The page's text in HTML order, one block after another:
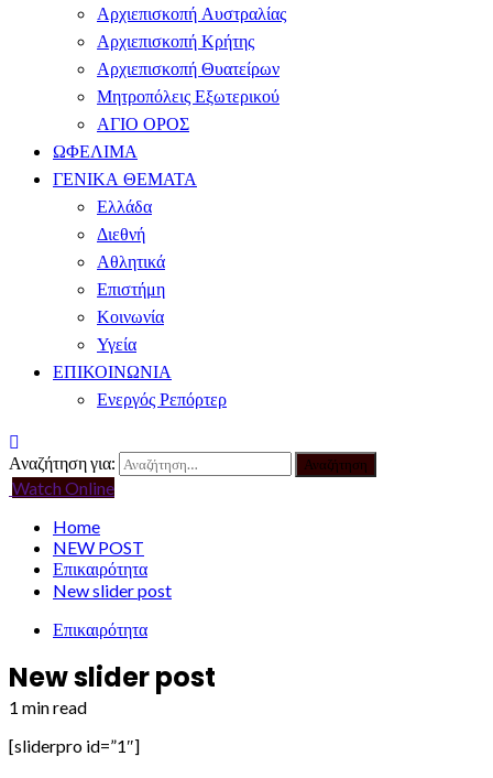
Αρχιεπισκοπή Αυστραλίας
Αρχιεπισκοπή Κρήτης
Αρχιεπισκοπή Θυατείρων
Μητροπόλεις Εξωτερικού
ΑΓΙΟ ΟΡΟΣ
ΩΦΕΛΙΜΑ
ΓΕΝΙΚΑ ΘΕΜΑΤΑ
Ελλάδα
Διεθνή
Αθλητικά
Επιστήμη
Κοινωνία
Υγεία
ΕΠΙΚΟΙΝΩΝΙΑ
Ενεργός Ρεπόρτερ
Αναζήτηση για:
Watch Online
Home
NEW POST
Επικαιρότητα
New slider post
Επικαιρότητα
New slider post
1 min read
[sliderpro id=”1″]